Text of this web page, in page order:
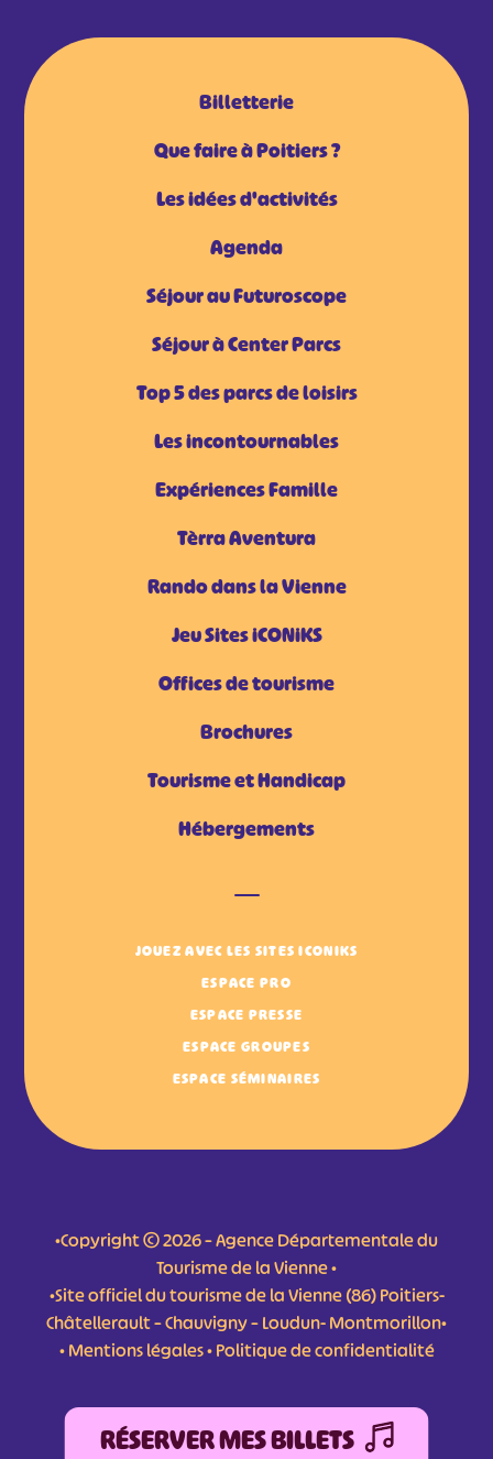
Billetterie
Que faire à Poitiers ?
Les idées d'activités
Agenda
Séjour au Futuroscope
Séjour à Center Parcs
Top 5 des parcs de loisirs
Les incontournables
Expériences Famille
Tèrra Aventura
Rando dans la Vienne
Jeu Sites iCONiKS
Offices de tourisme
Brochures
Tourisme et Handicap
Hébergements
JOUEZ AVEC LES SITES ICONIKS
ESPACE PRO
ESPACE PRESSE
ESPACE GROUPES
ESPACE SÉMINAIRES
•Copyright © 2026 – Agence Départementale du
Tourisme de la Vienne •
•Site officiel du tourisme de la Vienne (86) Poitiers-
Châtellerault – Chauvigny – Loudun- Montmorillon•
•Mentions légales•Politique de confidentialité
RÉSERVER MES BILLETS